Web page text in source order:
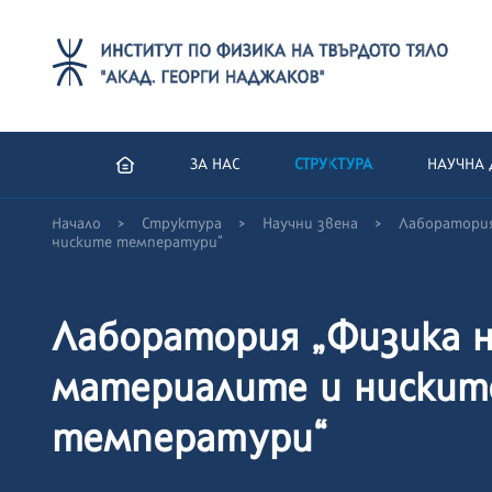
ЗА НАС СТРУКТУРА НАУЧНА
Начало > Структура > Научни звена >
ниските температури“
Лаборатория „Физика
материалите и
температури“